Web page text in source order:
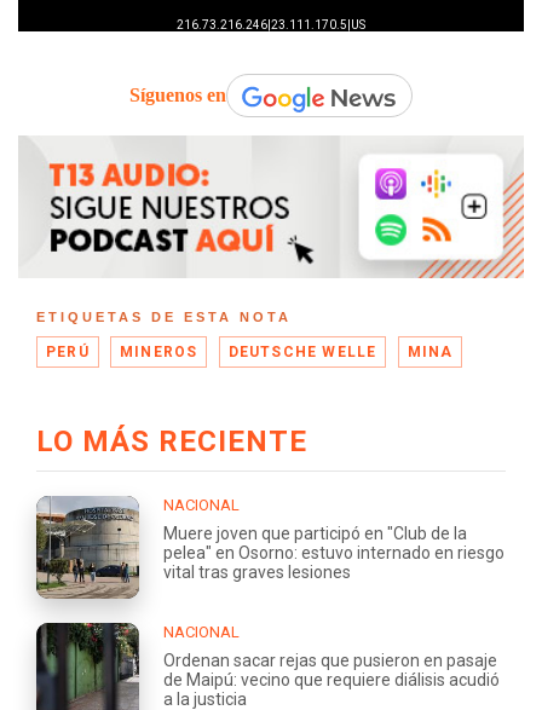
Síguenos en
ETIQUETAS DE ESTA NOTA
PERÚ MINEROS DEUTSCHE WELLE MINA
LO MÁS RECIENTE
NACIONAL
Muere joven que participó en "Club de la
pelea" en Osorno: estuvo internado en riesgo
vital tras graves lesiones
NACIONAL
Ordenan sacar rejas que pusieron en pasaje
de Maipú: vecino que requiere diálisis acudió
a la justicia